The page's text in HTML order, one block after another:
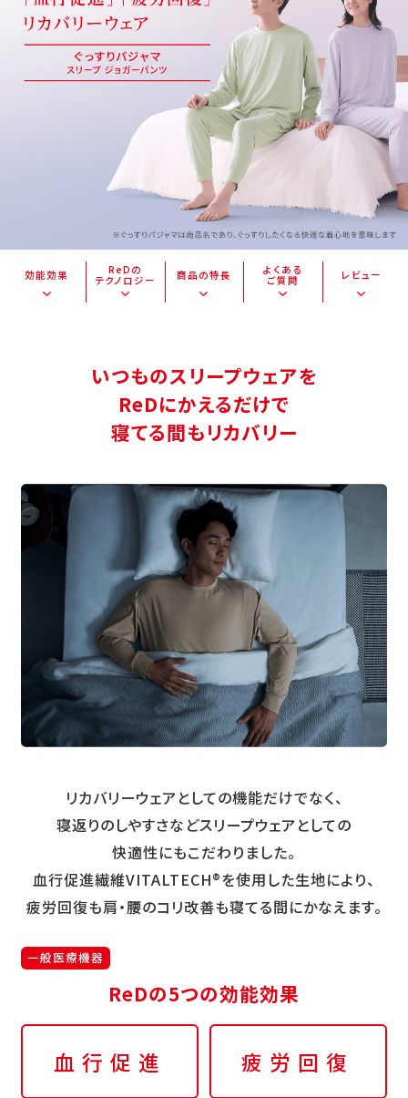
効能効果
ReDの
テクノロジー
商品の特長
よくある
ご質問
レビュー
いつものスリープウェアを
ReDにかえるだけで
寝てる間もリカバリー
リカバリーウェアとしての機能だけでなく、
寝返りのしやすさなどスリープウェアとしての
快適性にもこだわりました。
血行促進繊維VITALTECH®を使用した生地により、
疲労回復も肩・腰のコリ改善も寝てる間にかなえます。
一般医療機器
ReDの5つの効能効果
血行促進 疲労回復